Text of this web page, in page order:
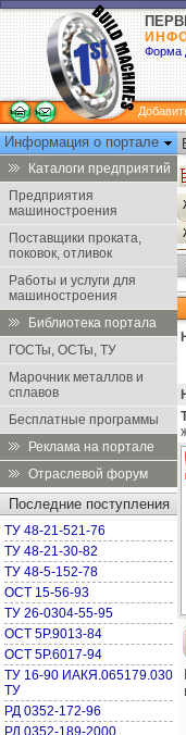
Форма
Информация о портале
Каталоги предприятий
Предприятия
машиностроения
Поставщики проката,
поковок, отливок
Работы и услуги для
машиностроения
Библиотека портала
ГОСТы, ОСТы, ТУ
Марочник металлов и
сплавов
Бесплатные программы
Реклама на портале
Отраслевой форум
Последние поступления
ТУ 48-21-521-76
ТУ 48-21-30-82
ТУ 48-5-152-78
ОСТ 15-56-93
ТУ 26-0304-55-95
ОСТ 5Р.9013-84
ОСТ 5Р.6017-94
ТУ 16-90 ИАКЯ.065179.030
ТУ
РД 0352-172-96
РД 0352-189-2000